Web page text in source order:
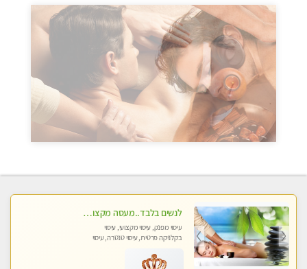
לנשים בלבד..מעסה מקצועי לנשים בלבד
עיסוי מפנק, עיסוי מקצועי, עיסוי
בקלניקה פרטית, עיסוי טנטרה, עיסוי